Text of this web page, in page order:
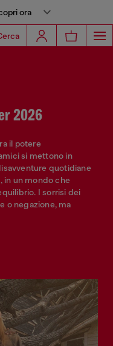
ora
2026
il potere
si mettono in
quotidiane
in un mondo che
I sorrisi dei
o negazione, ma